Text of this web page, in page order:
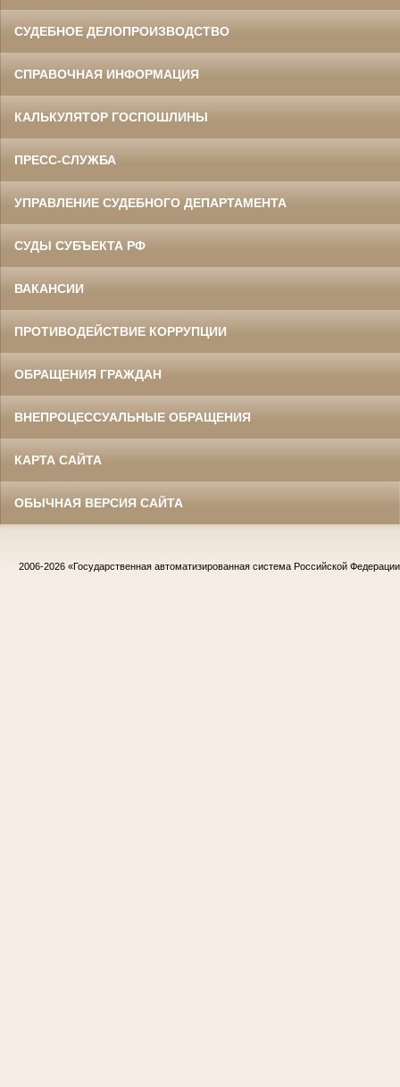
СУДЕБНОЕ ДЕЛОПРОИЗВОДСТВО
СПРАВОЧНАЯ ИНФОРМАЦИЯ
КАЛЬКУЛЯТОР ГОСПОШЛИНЫ
ПРЕСС-СЛУЖБА
УПРАВЛЕНИЕ СУДЕБНОГО ДЕПАРТАМЕНТА
СУДЫ СУБЪЕКТА РФ
ВАКАНСИИ
ПРОТИВОДЕЙСТВИЕ КОРРУПЦИИ
ОБРАЩЕНИЯ ГРАЖДАН
ВНЕПРОЦЕССУАЛЬНЫЕ ОБРАЩЕНИЯ
КАРТА САЙТА
ОБЫЧНАЯ ВЕРСИЯ САЙТА
2006-2026 «Государственная автоматизированная система Российской